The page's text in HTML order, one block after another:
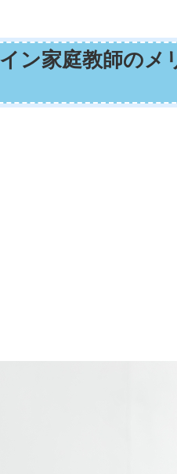
ン家庭教師の